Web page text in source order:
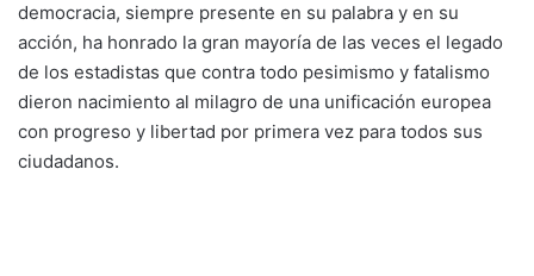
democracia, siempre presente en su palabra y en su
acción, ha honrado la gran mayoría de las veces el legado
de los estadistas que contra todo pesimismo y fatalismo
dieron nacimiento al milagro de una unificación europea
con progreso y libertad por primera vez para todos sus
ciudadanos.